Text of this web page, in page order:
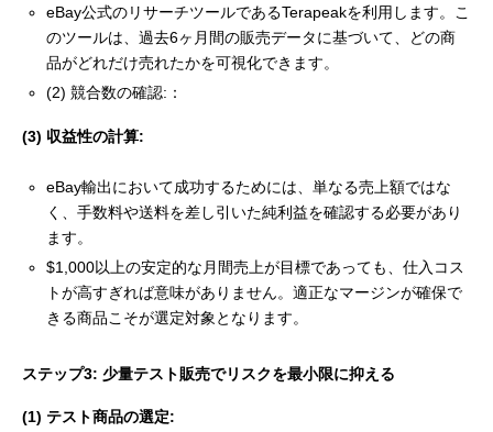
eBay公式のリサーチツールであるTerapeakを利用します。こ
のツールは、過去6ヶ月間の販売データに基づいて、どの商
品がどれだけ売れたかを可視化できます。
(2) 競合数の確認:：
(3) 収益性の計算:
eBay輸出において成功するためには、単なる売上額ではな
く、手数料や送料を差し引いた純利益を確認する必要があり
ます。
$1,000以上の安定的な月間売上が目標であっても、仕入コス
トが高すぎれば意味がありません。適正なマージンが確保で
きる商品こそが選定対象となります。
ステップ3: 少量テスト販売でリスクを最小限に抑える
(1) テスト商品の選定: